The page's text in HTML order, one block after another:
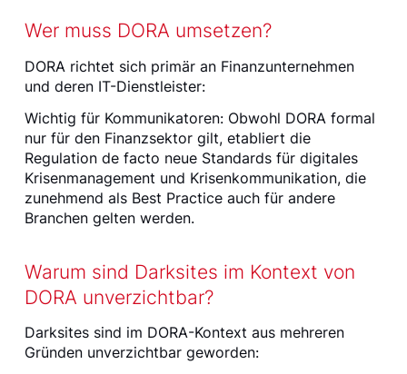
Wer muss DORA umsetzen?
DORA richtet sich primär an Finanzunternehmen
und deren IT-Dienstleister:
Wichtig für Kommunikatoren: Obwohl DORA formal
nur für den Finanzsektor gilt, etabliert die
Regulation de facto neue Standards für digitales
Krisenmanagement und Krisenkommunikation, die
zunehmend als Best Practice auch für andere
Branchen gelten werden.
Warum sind Darksites im Kontext von
DORA unverzichtbar?
Darksites sind im DORA-Kontext aus mehreren
Gründen unverzichtbar geworden: